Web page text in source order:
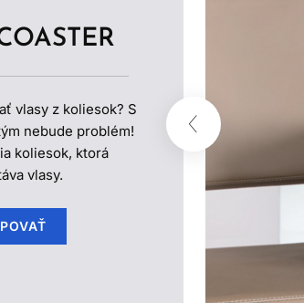
vlasy z koliesok? S
nebude problém!
koliesok, ktorá
vlasy.